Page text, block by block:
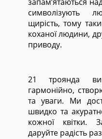
символізують
щирість, тому
коханої людини,
приводу.
21 троянда
гармонійно,
та уваги. Ми
швидко та
кожної квітки.
даруйте радість